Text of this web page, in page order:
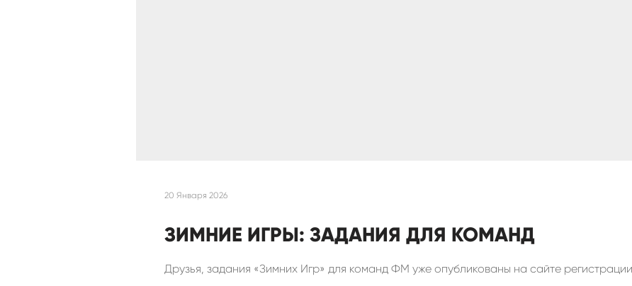
20 Января 2026
ЗИМНИЕ ИГРЫ: ЗАДАНИЯ ДЛЯ КОМАНД
Друзья, задания «Зимних Игр» для команд ФМ уже опубликованы на сайте регистрации.